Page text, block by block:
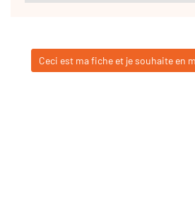
Ceci est ma fiche et je souhaite en